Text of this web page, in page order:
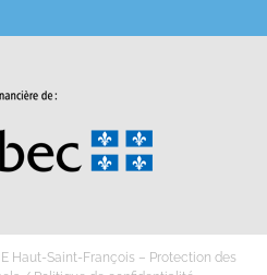
Haut-Saint-François – Protection des